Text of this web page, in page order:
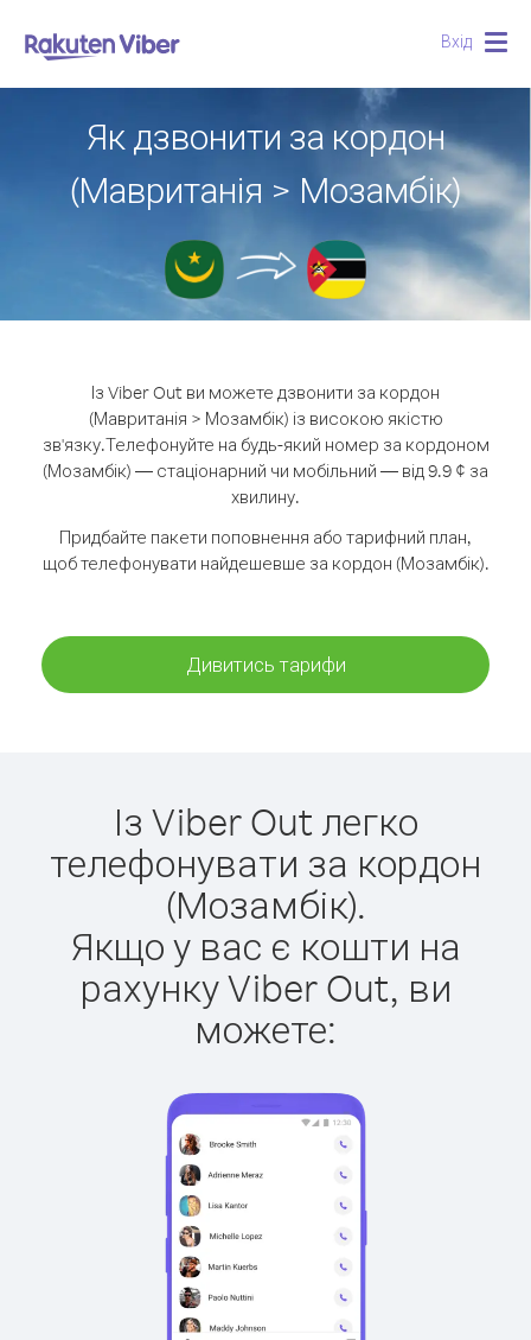
Вхід
Як дзвонити за кордон
(Мавританія > Мозамбік)
Із Viber Out ви можете дзвонити за кордон
(Мавританія > Мозамбік) із високою якістю
зв'язку.Телефонуйте на будь-який номер за кордоном
(Мозамбік) — стаціонарний чи мобільний — від 9.9 ¢ за
хвилину.
Придбайте пакети поповнення або тарифний план,
щоб телефонувати найдешевше за кордон (Мозамбік).
Дивитись тарифи
Із Viber Out легко
телефонувати за кордон
(Мозамбік).
Якщо у вас є кошти на
рахунку Viber Out, ви
можете: